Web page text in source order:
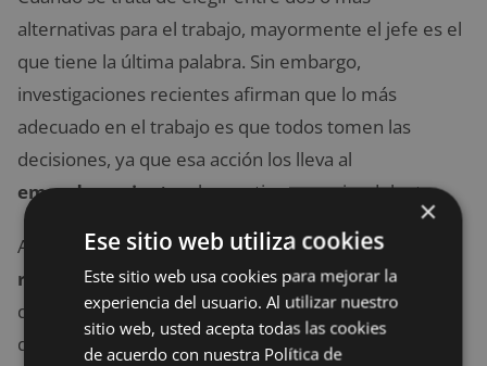
alternativas para el trabajo, mayormente el jefe es el
que tiene la última palabra. Sin embargo,
investigaciones recientes afirman que lo más
adecuado en el trabajo es que todos tomen las
decisiones, ya que esa acción los lleva al
empoderamientoy los motiva a seguir adelante.
Al respecto, la investigación de Dulski sugiere como
regla principal para motivar al equipo de trabajo
que los empleados puedan tomar el 90 % de las
decisiones requeridas en el cargo que desempeñan,
×
Ese sitio web utiliza cookies
Este sitio web usa cookies para mejorar la
experiencia del usuario. Al utilizar nuestro
sitio web, usted acepta todas las cookies
de acuerdo con nuestra Política de